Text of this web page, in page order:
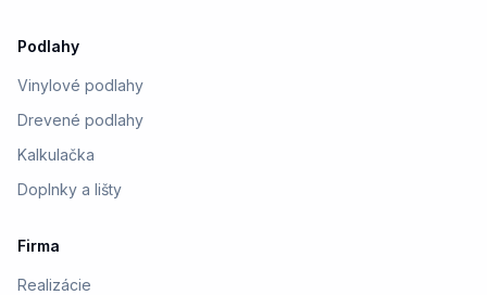
Podlahy
Vinylové podlahy
Drevené podlahy
Kalkulačka
Doplnky a lišty
Firma
Realizácie